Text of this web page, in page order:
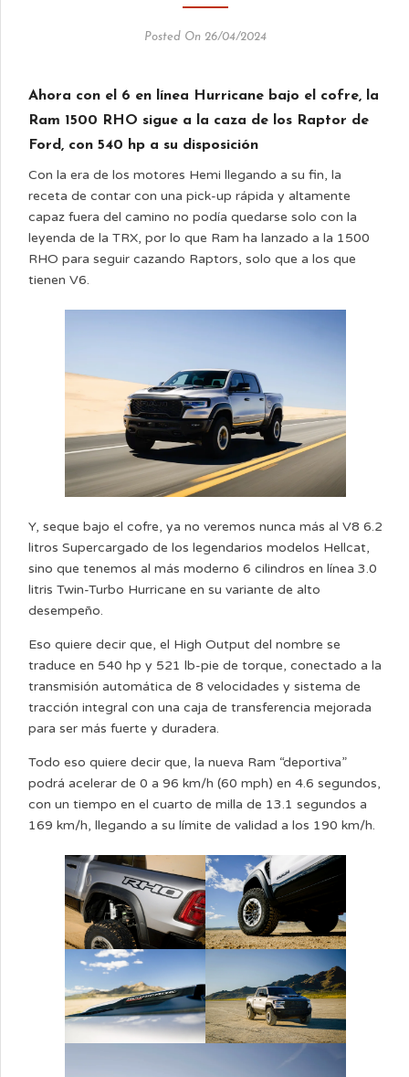
Posted On 26/04/2024
Ahora con el 6 en línea Hurricane bajo el cofre, la
Ram 1500 RHO sigue a la caza de los Raptor de
Ford, con 540 hp a su disposición
Con la era de los motores Hemi llegando a su fin, la
receta de contar con una pick-up rápida y altamente
capaz fuera del camino no podía quedarse solo con la
leyenda de la TRX, por lo que Ram ha lanzado a la 1500
RHO para seguir cazando Raptors, solo que a los que
tienen V6.
Y, seque bajo el cofre, ya no veremos nunca más al V8 6.2
litros Supercargado de los legendarios modelos Hellcat,
sino que tenemos al más moderno 6 cilindros en línea 3.0
litris Twin-Turbo Hurricane en su variante de alto
desempeño.
Eso quiere decir que, el High Output del nombre se
traduce en 540 hp y 521 lb-pie de torque, conectado a la
transmisión automática de 8 velocidades y sistema de
tracción integral con una caja de transferencia mejorada
para ser más fuerte y duradera.
Todo eso quiere decir que, la nueva Ram “deportiva”
podrá acelerar de 0 a 96 km/h (60 mph) en 4.6 segundos,
con un tiempo en el cuarto de milla de 13.1 segundos a
169 km/h, llegando a su límite de validad a los 190 km/h.